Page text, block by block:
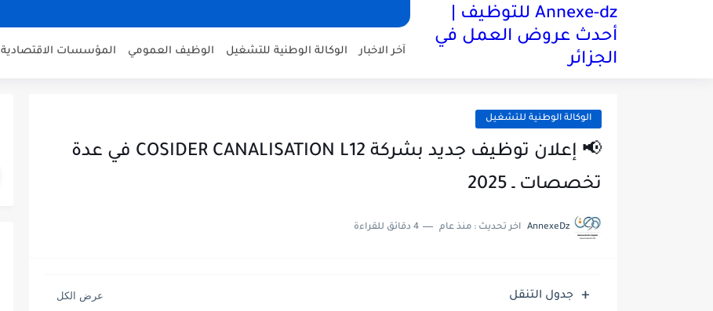
Annexe-dz للتوظيف |
أحدث عروض العمل في
الجزائر
آخر الاخبار الوكالة الوطنية للتشغيل الوظيف العمومي المؤسسات الاقتصادية
الوكالة الوطنية للتشغيل
📢 إعلان توظيف جديد بشركة COSIDER CANALISATION L12 في عدة
تخصصات ـ 2025
AnnexeDz اخر تحديث : منذ عام 4 دقائق للقراءة
جدول التنقل